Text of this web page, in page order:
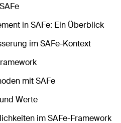
in SAFe: Ein Überblick
im SAFe-Kontext
mit SAFe
Werte
im SAFe-Framework